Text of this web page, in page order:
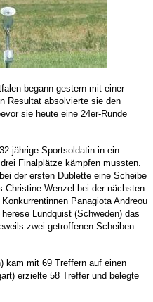
begann gestern mit einer
Resultat absolvierte sie den
sie heute eine 24er-Runde
jährige Sportsoldatin in ein
Finalplätze kämpfen mussten.
der ersten Dublette eine Scheibe
Wenzel bei der nächsten.
Panagiota Andreou
Lundquist (Schweden) das
zwei getroffenen Scheiben
kam mit 69 Treffern auf einen
erzielte 58 Treffer und belegte